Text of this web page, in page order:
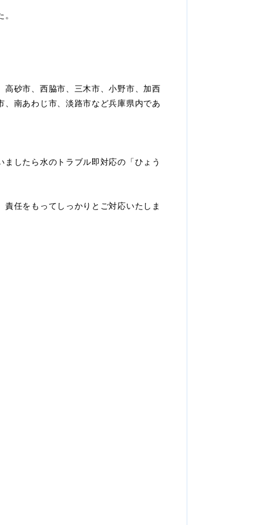
砂市、西脇市、三木市、小野市、加西
南あわじ市、淡路市など兵庫県内であ
したら水のトラブル即対応の「ひょう
任をもってしっかりとご対応いたしま